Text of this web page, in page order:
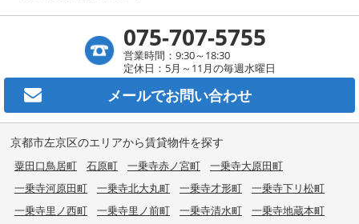
075-707-5755
営業時間：9:30～18:30
定休日：5月～11月の毎週水曜日
メールでお問い合わせ
京都市左京区のエリアから賃貸物件を探す
粟田口鳥居町 石原町 一乗寺赤ノ宮町
一乗寺大原田町
一乗寺河原田町
一乗寺北大丸町 一乗寺才形町
一乗寺下リ松町
一乗寺里ノ西町
一乗寺里ノ前町 一乗寺清水町
一乗寺地蔵本町